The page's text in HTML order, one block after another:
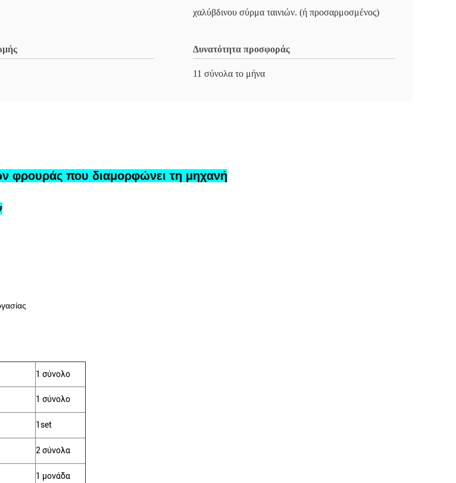
χαλύβδινου σύρμα ταινιών. (ή προσαρμοσμένος)
Δυνατότητα προσφοράς
11 σύνολα το μήνα
φρουράς που διαμορφώνει τη μηχανή
1 σύνολο
1 σύνολο
1set
2 σύνολα
1 μονάδα